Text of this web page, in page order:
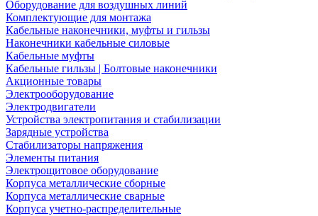
Оборудование для воздушных линий
Комплектующие для монтажа
Кабельные наконечники, муфты и гильзы
Наконечники кабельные силовые
Кабельные муфты
Кабельные гильзы | Болтовые наконечники
Акционные товары
Электрооборудование
Электродвигатели
Устройства электропитания и стабилизации
Зарядные устройства
Стабилизаторы напряжения
Элементы питания
Электрощитовое оборудование
Корпуса металлические сборные
Корпуса металлические сварные
Корпуса учетно-распределительные